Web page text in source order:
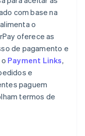
com base na
o
oferece as
de pagamento e
Payment Links,
e
paguem
termos de